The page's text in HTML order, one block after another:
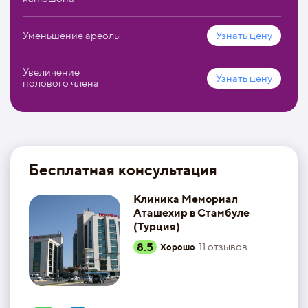
Уменьшение ареолы Узнать цену
Увеличение
полового члена
Узнать цену
Бесплатная консультация
Клиника Мемориал
Аташехир в Стамбуле
(Турция)
8.5
Хорошо 11 отзывов